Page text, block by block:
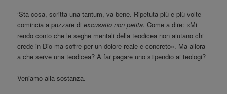
‘Sta cosa, scritta una tantum, va bene. Ripetuta più e più volte
comincia a puzzare diexcusatio non petita. Come a dire: «Mi
rendo conto che le seghe mentali della teodicea non aiutano chi
crede in Dio ma soffre per un dolore reale e concreto». Ma allora
a che serve una teodicea? A far pagare uno stipendio ai teologi?
Veniamo alla sostanza.